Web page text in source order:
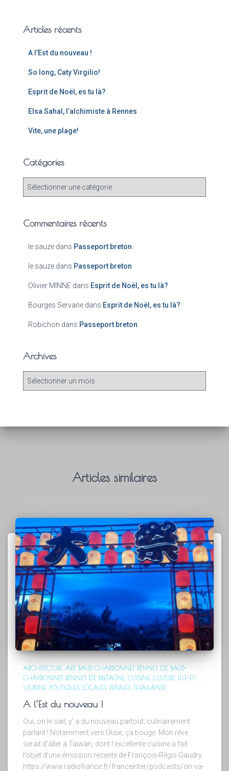
Articles récents
A l’Est du nouveau !
So long, Caty Virgilio!
Esprit de Noël, es tu là?
Elsa Sahal, l’alchimiste à Rennes
Vite, une plage!
Catégories
Commentaires récents
le sauze dans Passeport breton
le sauze dans Passeport breton
Olivier MINNE dans Esprit de Noël, es tu là?
Bourges Servane dans Esprit de Noël, es tu là?
Robichon dans Passeport breton
Archives
Articles similaires
ARCHITECTURE ART BAUD CHARDONNET RENNES EST BAUD-
CHARDONNET RENNES EST BRETAGNE CUISINE CULTURE ILLE-ET-
VILAINE POLITIQUES LOCALES RENNES THAÏLANDE
A l’Est du nouveau !
Oui, on le sait, y’ a du nouveau partout, culinairement
parlant ! Notamment vers l’Asie, ça bouge. Mon rêve
serait d’aller à Taïwan, dont l’excellente cuisine a fait
l’objet d’une émission récente de François-Régis Gaudry
https://www.radiofrance.fr/franceinter/podcasts/on-va-